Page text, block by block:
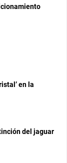
en la
del jaguar